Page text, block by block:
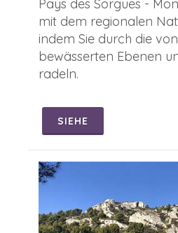
Pays des Sorgues -
mit dem regionalen
indem Sie durch die
bewässerten Ebenen
radeln.
SIEHE